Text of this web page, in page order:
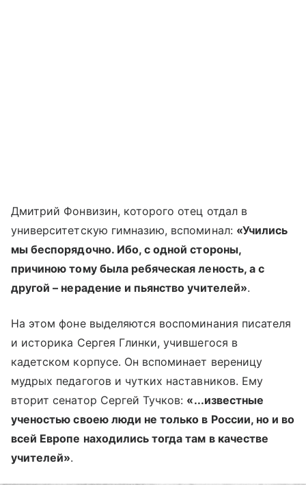
Дмитрий Фонвизин, которого отец отдал в
университетскую гимназию, вспоминал: «Учились
мы беспорядочно. Ибо, с одной стороны,
причиною тому была ребяческая леность, а с
другой – нерадение и пьянство учителей».
На этом фоне выделяются воспоминания писателя
и историка Сергея Глинки, учившегося в
кадетском корпусе. Он вспоминает вереницу
мудрых педагогов и чутких наставников. Ему
вторит сенатор Сергей Тучков: «...известные
ученостью своею люди не только в России, но и во
всей Европе находились тогда там в качестве
учителей».